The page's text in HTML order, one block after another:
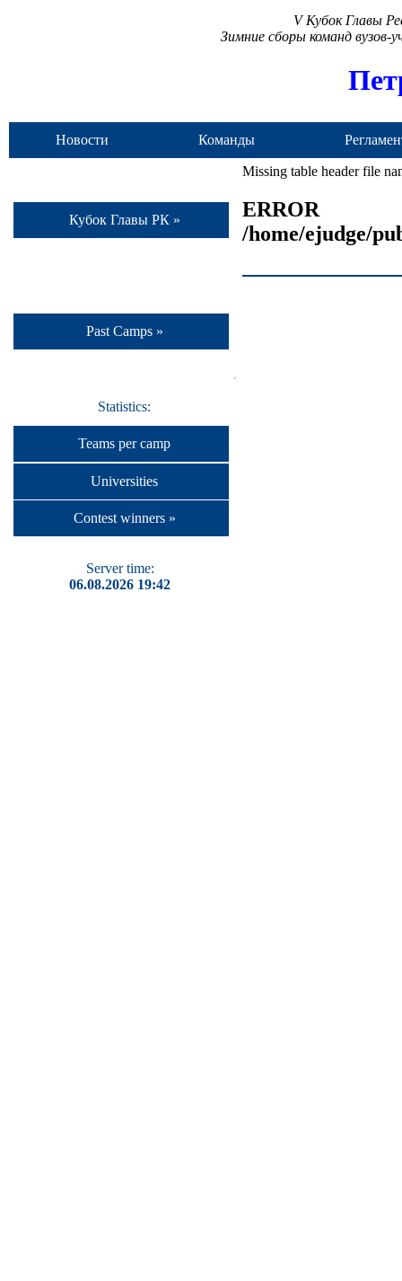
V Кубок Главы
Зимние сборы команд
Новости Команды
Кубок Главы РК »
Past Camps »
Statistics:
Teams per camp
Universities
Contest winners »
Server time:
06.08.2026 19:42
Missing table header file
ERROR
/home/ejudge/